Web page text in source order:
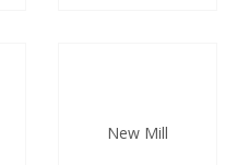
New Mill